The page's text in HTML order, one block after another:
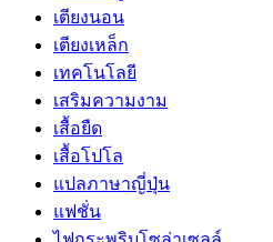
เตียงนอน
เตียงเหล็ก
เทคโนโลยี
เสริมความงาม
เสื้อยืด
เสื้อโปโล
แปลภาษาญี่ปุ่น
แฟชั่น